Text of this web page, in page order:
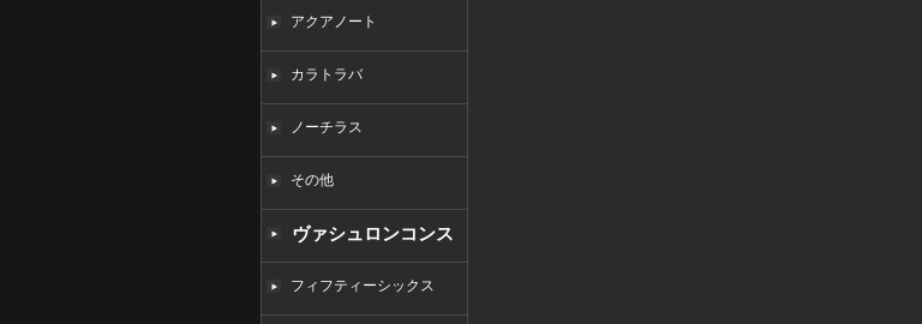
コピーアクアノート
カラトラバ
ノーチラス
その他
ヴァシュロンコンス
タンタンコピー
フィフティーシックス